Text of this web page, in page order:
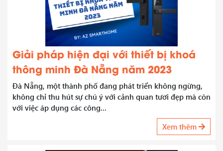
Giải pháp hiện đại với thiết bị khoá
thông minh Đà Nẵng năm 2023
Đà Nẵng, một thành phố đang phát triển không ngừng,
không chỉ thu hút sự chú ý với cảnh quan tươi đẹp mà còn
với việc áp dụng các công...
Xem thêm